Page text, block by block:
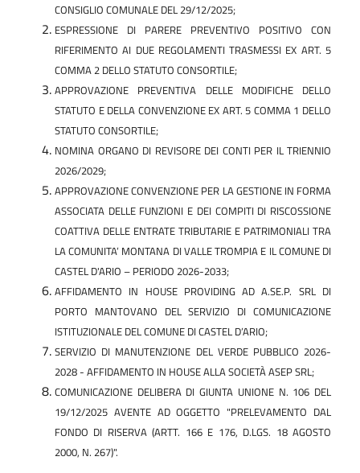
CONSIGLIO COMUNALE DEL 29/12/2025;
ESPRESSIONE DI PARERE PREVENTIVO POSITIVO CON
RIFERIMENTO AI DUE REGOLAMENTI TRASMESSI EX ART. 5
COMMA 2 DELLO STATUTO CONSORTILE;
APPROVAZIONE PREVENTIVA DELLE MODIFICHE DELLO
STATUTO E DELLA CONVENZIONE EX ART. 5 COMMA 1 DELLO
STATUTO CONSORTILE;
NOMINA ORGANO DI REVISORE DEI CONTI PER IL TRIENNIO
2026/2029;
APPROVAZIONE CONVENZIONE PER LA GESTIONE IN FORMA
ASSOCIATA DELLE FUNZIONI E DEI COMPITI DI RISCOSSIONE
COATTIVA DELLE ENTRATE TRIBUTARIE E PATRIMONIALI TRA
LA COMUNITA’ MONTANA DI VALLE TROMPIA E IL COMUNE DI
CASTEL D'ARIO – PERIODO 2026-2033;
AFFIDAMENTO IN HOUSE PROVIDING AD A.SE.P. SRL DI
PORTO MANTOVANO DEL SERVIZIO DI COMUNICAZIONE
ISTITUZIONALE DEL COMUNE DI CASTEL D’ARIO;
SERVIZIO DI MANUTENZIONE DEL VERDE PUBBLICO 2026-
2028 - AFFIDAMENTO IN HOUSE ALLA SOCIETÀ ASEP SRL;
COMUNICAZIONE DELIBERA DI GIUNTA UNIONE N. 106 DEL
19/12/2025 AVENTE AD OGGETTO "PRELEVAMENTO DAL
FONDO DI RISERVA (ARTT. 166 E 176, D.LGS. 18 AGOSTO
2000, N. 267)".